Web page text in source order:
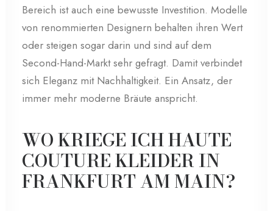
Bereich ist auch eine bewusste Investition. Modelle
von renommierten Designern behalten ihren Wert
oder steigen sogar darin und sind auf dem
Second-Hand-Markt sehr gefragt. Damit verbindet
sich Eleganz mit Nachhaltigkeit. Ein Ansatz, der
immer mehr moderne Bräute anspricht.
WO KRIEGE ICH HAUTE
COUTURE KLEIDER IN
FRANKFURT AM MAIN?